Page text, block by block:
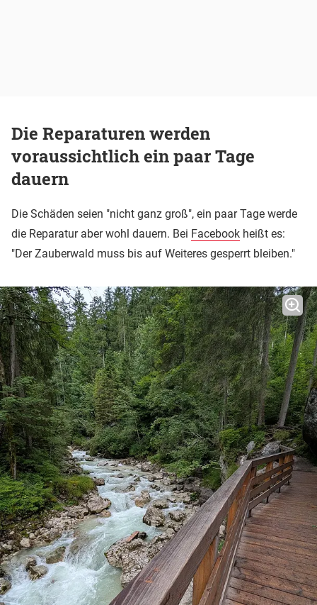
Die Reparaturen werden
voraussichtlich ein paar Tage
dauern
Die Schäden seien "nicht ganz groß", ein paar Tage werde
die Reparatur aber wohl dauern. Bei Facebook heißt es:
"Der Zauberwald muss bis auf Weiteres gesperrt bleiben."